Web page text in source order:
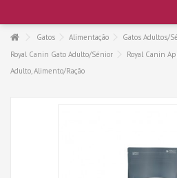
Gatos Alimentação
Gatos Adultos/
Royal Canin Gato Adulto/Sénior
Royal Canin
Adulto, Alimento/Ração